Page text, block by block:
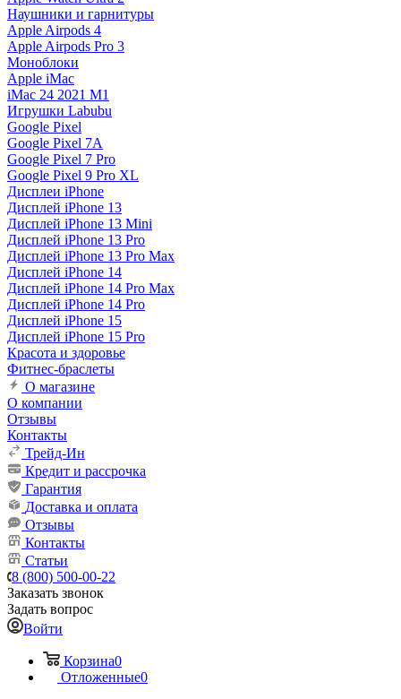
Наушники и гарнитуры
Apple Airpods 4
Apple Airpods Pro 3
Моноблоки
Apple iMac
iMac 24 2021 M1
Игрушки Labubu
Google Pixel
Google Pixel 7А
Google Pixel 7 Pro
Google Pixel 9 Pro XL
Дисплеи iPhone
Дисплей iPhone 13
Дисплей iPhone 13 Mini
Дисплей iPhone 13 Pro
Дисплей iPhone 13 Pro Max
Дисплей iPhone 14
Дисплей iPhone 14 Pro Max
Дисплей iPhone 14 Pro
Дисплей iPhone 15
Дисплей iPhone 15 Pro
Красота и здоровье
Фитнес-браслеты
О магазине
О компании
Отзывы
Контакты
Трейд-Ин
Кредит и рассрочка
Гарантия
Доставка и оплата
Отзывы
Контакты
Статьи
8 (800) 500-00-22
Заказать звонок
Задать вопрос
Войти
Корзина0
Отложенные0